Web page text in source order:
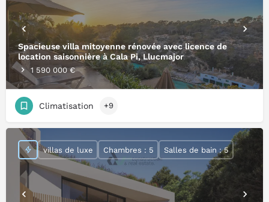
Spacieuse villa mitoyenne rénovée avec licence de
location saisonnière à Cala Pi, Llucmajor
1 590 000 €
Climatisation +9
villas de luxe Chambres : 5 Salles de bain : 5